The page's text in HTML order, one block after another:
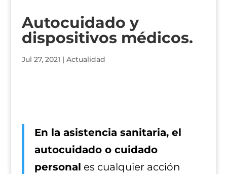
Autocuidado y
dispositivos médicos.
Jul 27, 2021 | Actualidad
En la asistencia sanitaria, el
autocuidado o cuidado
personal es cualquier acción